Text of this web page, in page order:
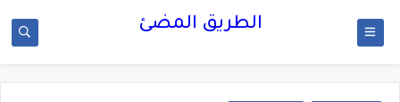
الطريق المضئ